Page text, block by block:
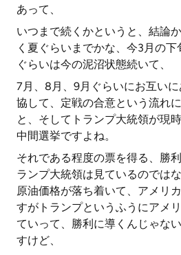
あって、
いつまで続くかというと、結論
く夏ぐらいまでかな、今3月の
ぐらいは今の泥沼状態続いて、
7月、8月、9月ぐらいにお互い
協して、定戦の合意という流れ
と、そしてトランプ大統領が現
中間選挙ですよね。
それである程度の票を得る、勝
ランプ大統領は見ているのでは
原油価格が落ち着いて、アメリ
すがトランプというふうにアメ
ていって、勝利に導くんじゃな
すけど、